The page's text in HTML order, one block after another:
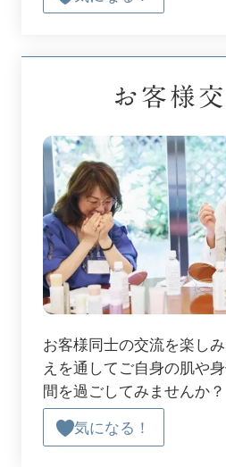
お客様
お客様同士の交流を楽し
えを通してご自身の肌や
間を過ごしてみませんか？
気になる！